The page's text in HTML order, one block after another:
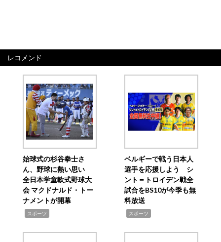
レコメンド
始球式の杉谷拳士さ
ん、野球に熱い思い
全日本学童軟式野球大
会 マクドナルド・トー
ナメントが開幕
スポーツ
ベルギーで戦う日本人
選手を応援しよう シ
ント＝トロイデン戦全
試合をBS10が今季も無
料放送
スポーツ